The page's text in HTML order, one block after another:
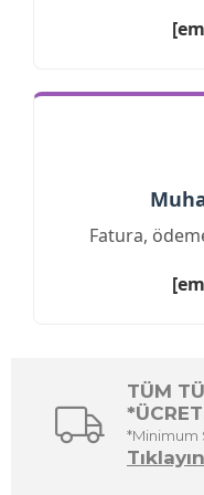
Fatura,
TÜM
*Minimum